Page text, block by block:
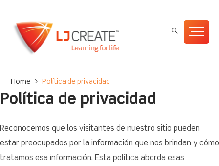
Home > Política de privacidad
Política de privacidad
Reconocemos que los visitantes de nuestro sitio pueden
estar preocupados por la información que nos brindan y cómo
tratamos esa información. Esta política aborda esas